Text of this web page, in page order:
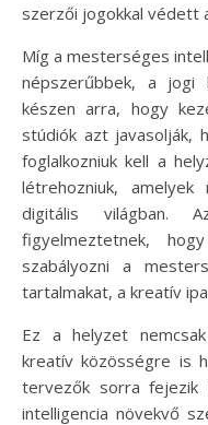
szerzői jogokkal védett
Míg a mesterséges
népszerűbbek, a jogi
készen arra, hogy
stúdiók azt javasolják,
foglalkozniuk kell a
létrehozniuk,
digitális világban.
figyelmeztetnek,
szabályozni a
tartalmakat, a kreatív
Ez a helyzet
kreatív közösségre is
tervezők sorra fejezik
intelligencia növekvő